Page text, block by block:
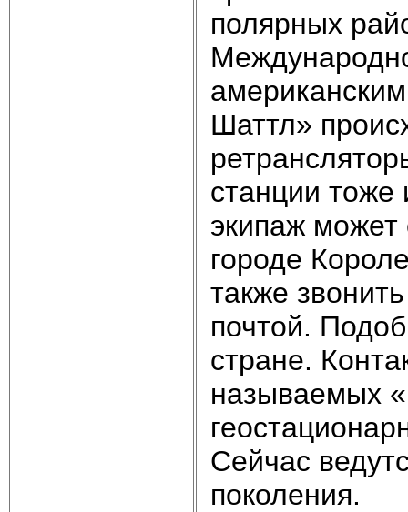
полярных
Шаттл»
станции тоже
экипаж
городе
также
почтой.
стране.
называемых
Сейчас
поколения.